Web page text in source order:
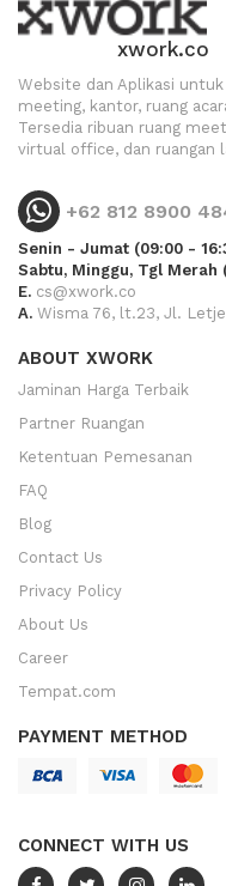
xwork.co
Website dan Aplikasi
meeting, kantor, ruang
Tersedia ribuan ruang
virtual office, dan ruangan
+62 812 8900
Senin - Jumat (09:00 -
Sabtu, Minggu, Tgl Merah
E. cs@xwork.co
A. Wisma 76, lt.23, Jl.
ABOUT XWORK
Jaminan Harga Terbaik
Partner Ruangan
Ketentuan Pemesanan
FAQ
Blog
Contact Us
Privacy Policy
About Us
Career
Tempat.com
PAYMENT METHOD
CONNECT WITH US